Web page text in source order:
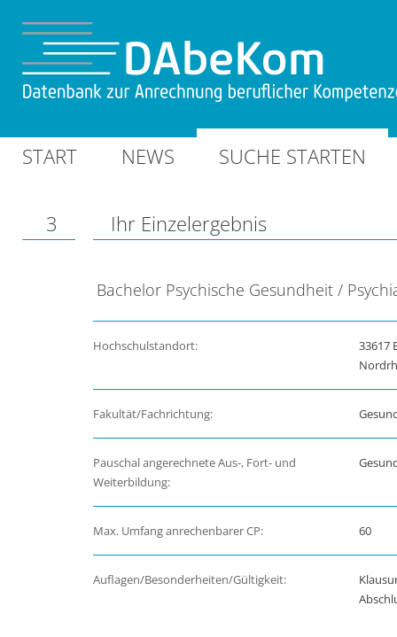
START NEWS SUCHE STARTEN
3 Ihr Einzelergebnis
Bachelor Psychische Gesundheit /
Hochschulstandort:
33617
Fakultät/Fachrichtung:
Pauschal angerechnete Aus-, Fort- und
Weiterbildung:
Max. Umfang anrechenbarer CP: 60
Auflagen/Besonderheiten/Gültigkeit: